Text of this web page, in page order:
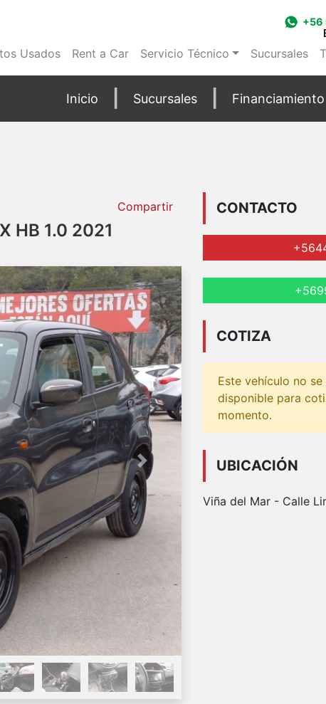
+56
Usados Rent a Car Servicio Técnico Sucursales
Inicio Sucursales Financiamiento
Compartir
HB 1.0 2021
Next
CONTACTO
COTIZA
Este vehículo no se
disponible para
momento.
UBICACIÓN
Viña del Mar - Calle